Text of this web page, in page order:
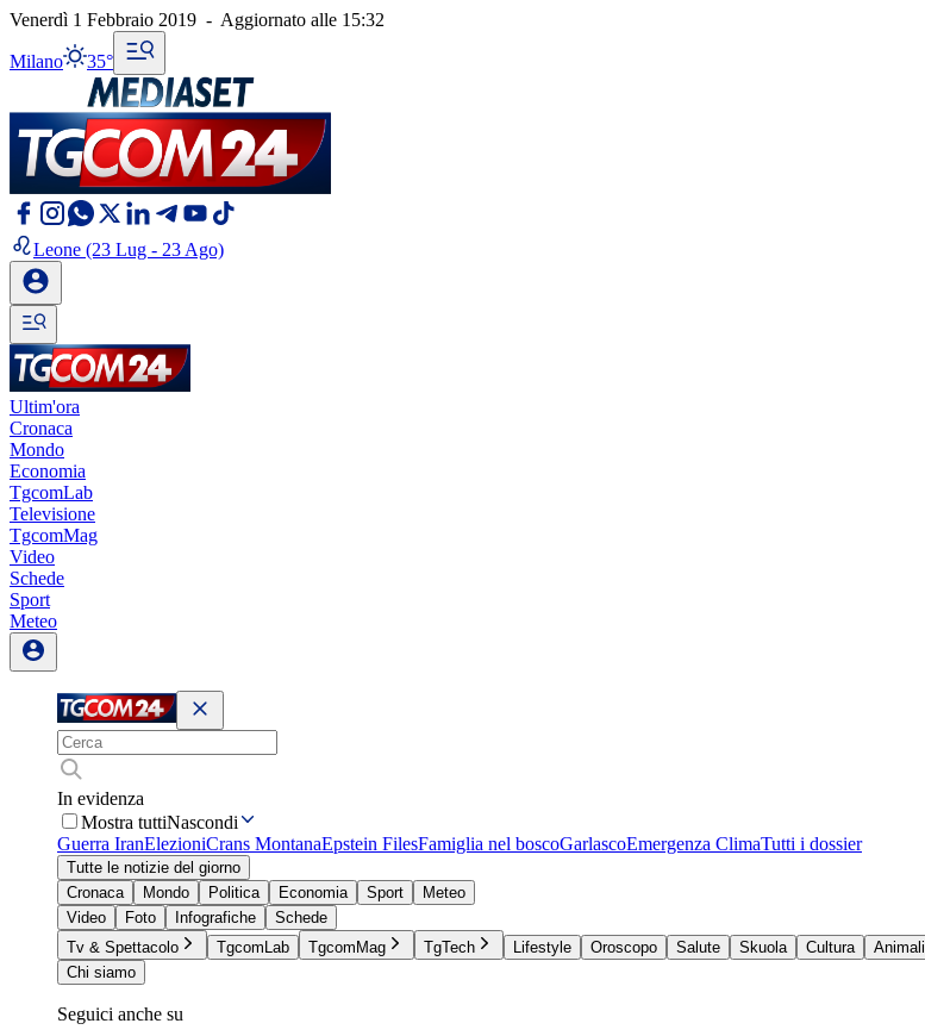
Venerdì 1 Febbraio 2019 - Aggiornato alle 15:32
Milano 35°
Leone (23 Lug - 23 Ago)
Ultim'ora
Cronaca
Mondo
Economia
TgcomLab
Televisione
TgcomMag
Video
Schede
Sport
Meteo
In evidenza
Mostra tuttiNascondi
Guerra IranElezioniCrans MontanaEpstein FilesFamiglia nel boscoGarlascoEmergenza ClimaTutti i dossier
Tutte le notizie del giorno
Cronaca
Mondo Politica Economia Sport
Meteo
Video
Foto Infografiche
Schede
Tv & Spettacolo
TgcomLab TgcomMag TgTech Lifestyle Oroscopo Salute Skuola Cultura Animali
Chi siamo
Seguici anche su